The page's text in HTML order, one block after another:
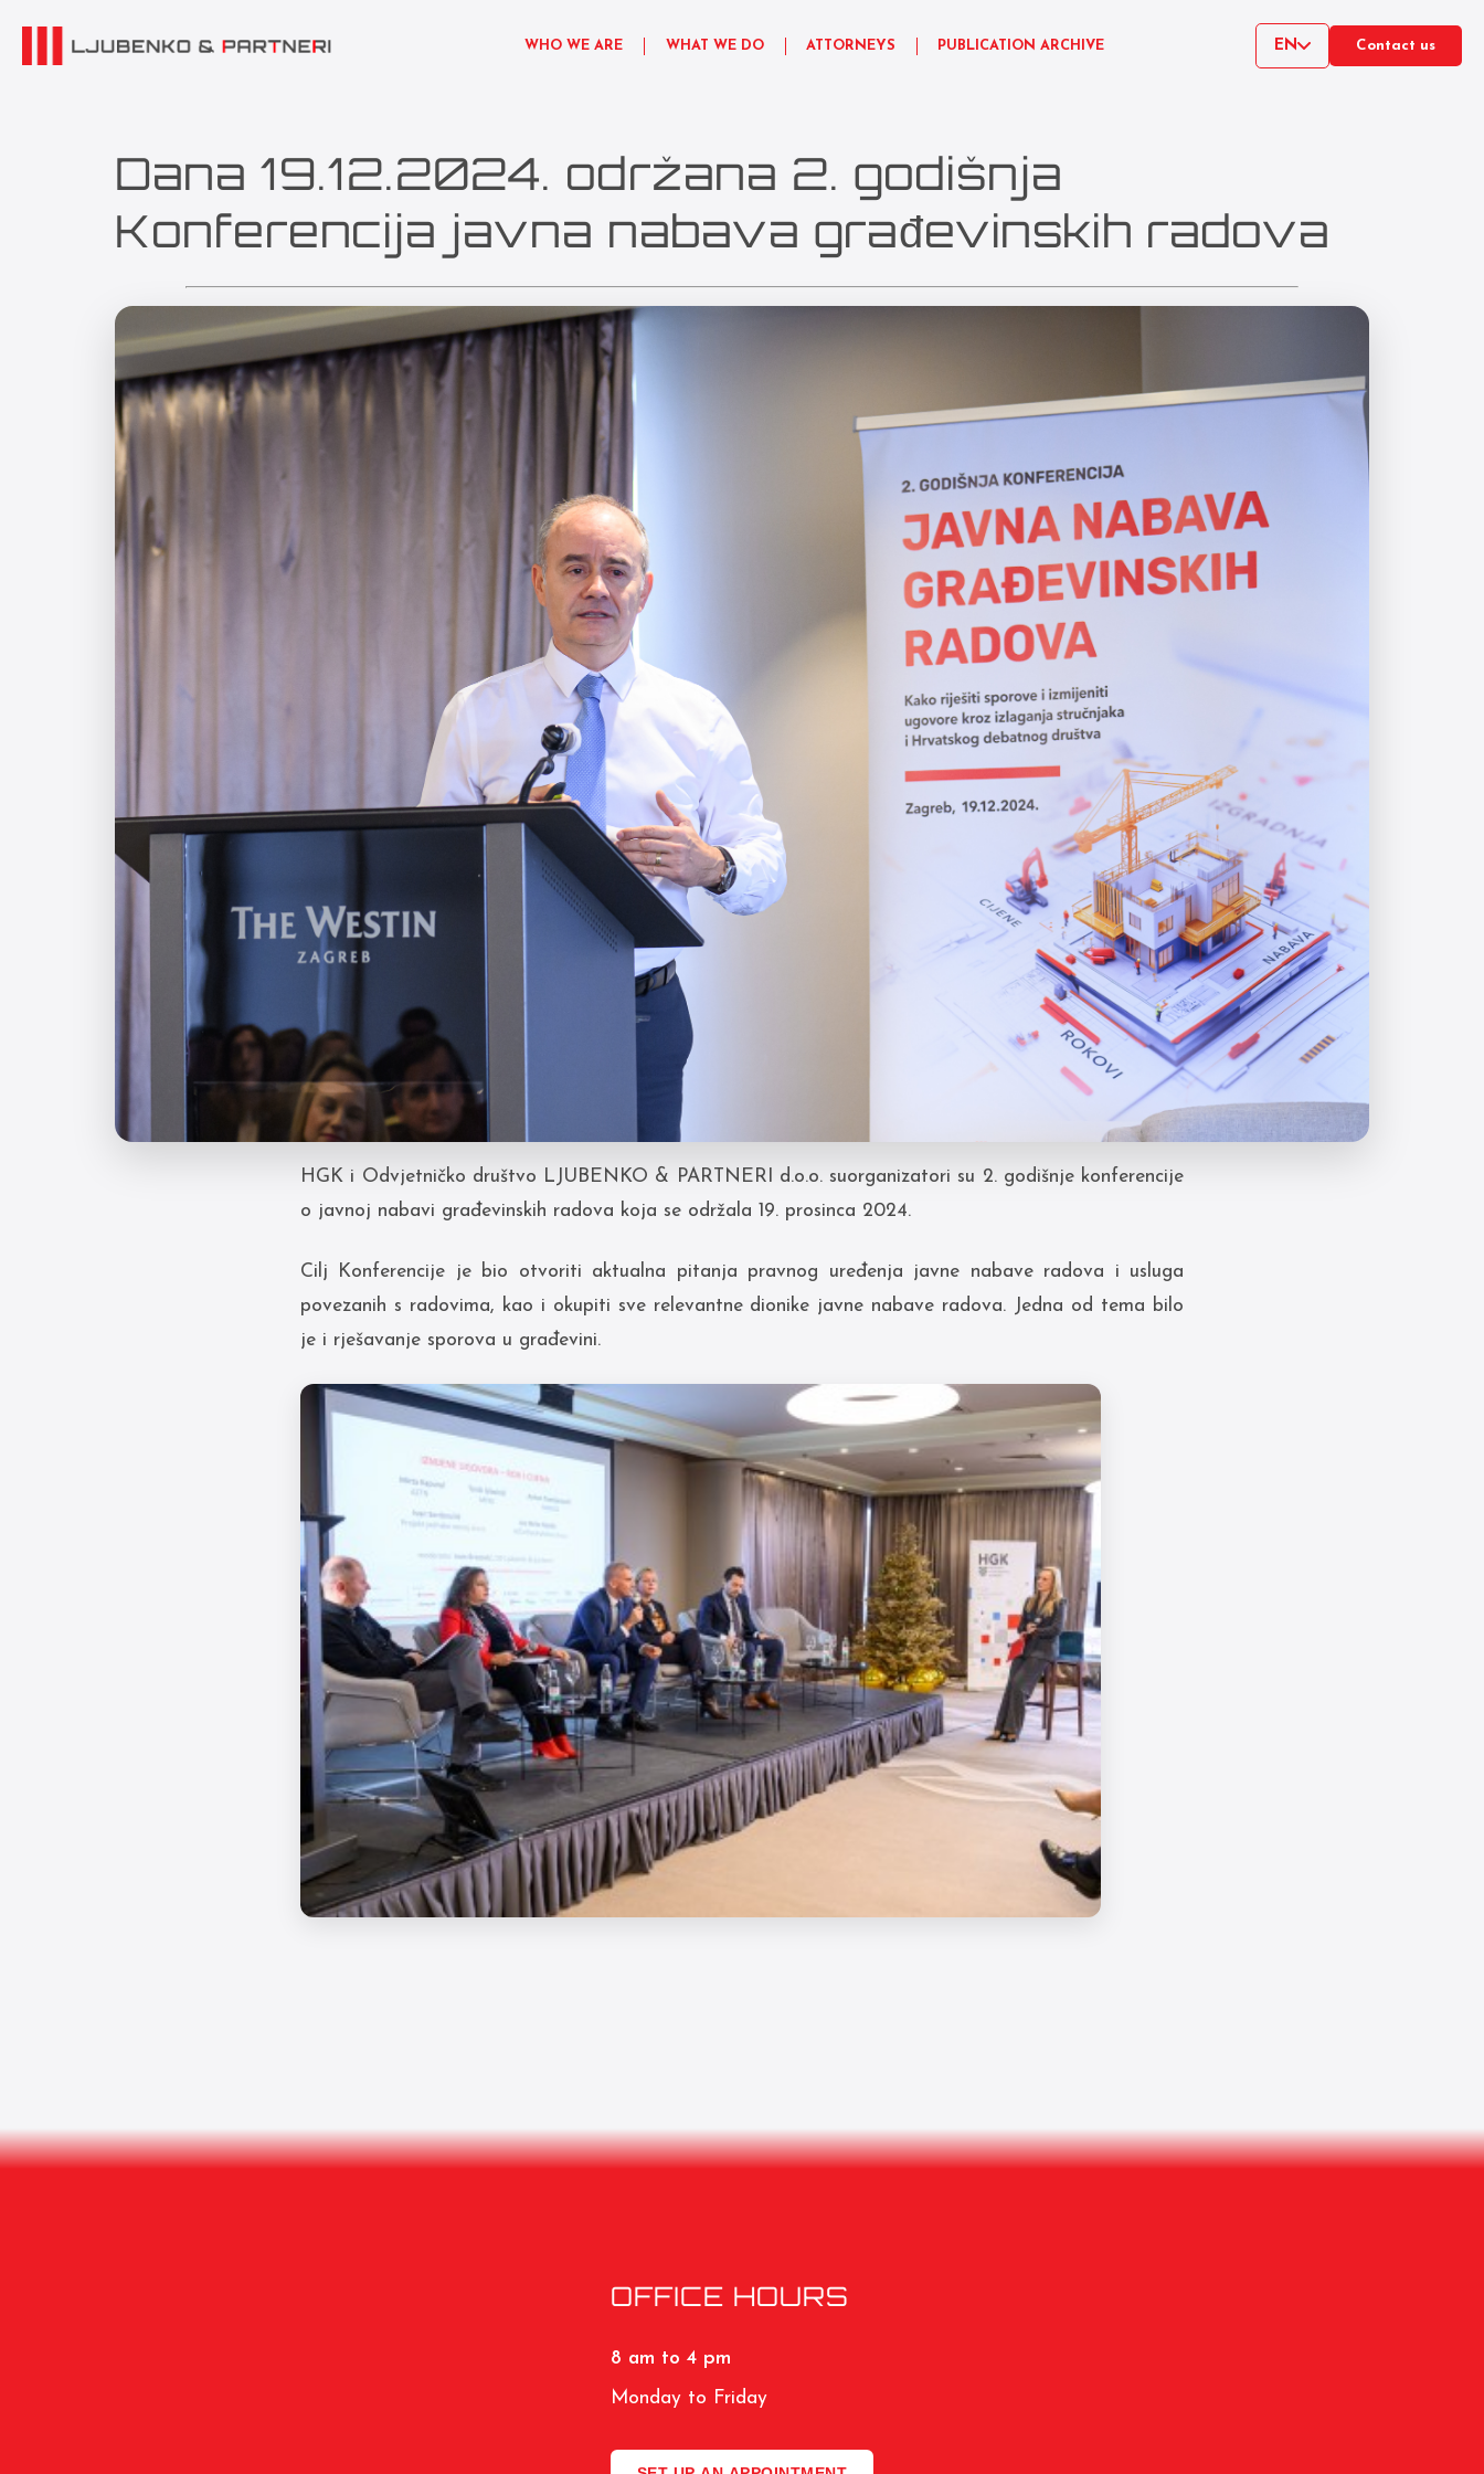
WHO WE ARE WHAT WE DO ATTORNEYS PUBLICATION ARCHIVE EN Contact us
Dana 19.12.2024. održana 2. godišnja
Konferencija javna nabava građevinskih radova
HGK i Odvjetničko društvo LJUBENKO & PARTNERI d.o.o. suorganizatori su 2. godišnje konferencije
o javnoj nabavi građevinskih radova koja se održala 19. prosinca 2024.
Cilj Konferencije je bio otvoriti aktualna pitanja pravnog uređenja javne nabave radova i usluga
povezanih s radovima, kao i okupiti sve relevantne dionike javne nabave radova. Jedna od tema bilo
je i rješavanje sporova u građevini.
OFFICE HOURS
8 am to 4 pm
Monday to Friday